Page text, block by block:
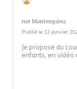
rue Montesquieu
Publié le 12 janvier
Je propose du
enfants, en vidéo